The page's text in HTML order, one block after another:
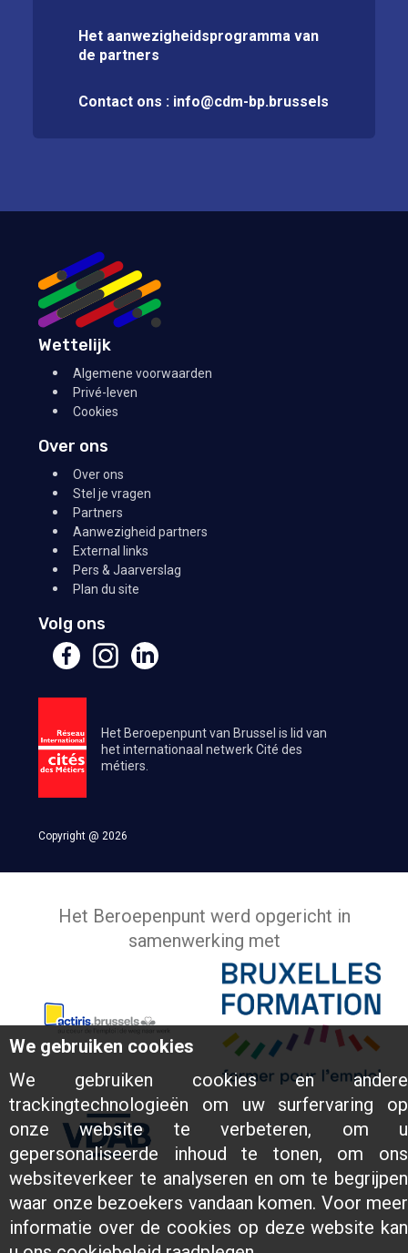
We gebruiken cookies
We gebruiken cookies en andere
trackingtechnologieën om uw surfervaring op
onze website te verbeteren, om u
gepersonaliseerde inhoud te tonen, om ons
websiteverkeer te analyseren en om te begrijpen
waar onze bezoekers vandaan komen. Voor meer
informatie over de cookies op deze website kan
Het aanwezigheidsprogramma van
de partners
Contact ons : info@cdm-bp.brussels
Wettelijk
Algemene voorwaarden
Privé-leven
Cookies
Over ons
Over ons
Stel je vragen
Partners
Aanwezigheid partners
External links
Pers & Jaarverslag
Plan du site
Volg ons
Het Beroepenpunt van Brussel is lid van
het internationaal netwerk Cité des
métiers.
Copyright @ 2026
Het Beroepenpunt werd opgericht in
samenwerking met